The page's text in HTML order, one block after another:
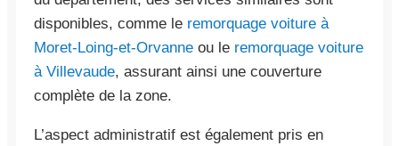
disponibles, comme le remorquage voiture à
Moret-Loing-et-Orvanne ou le remorquage voiture
à Villevaude, assurant ainsi une couverture
complète de la zone.
L’aspect administratif est également pris en